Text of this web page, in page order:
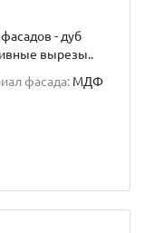
- дуб
вырезы..
фасада: МДФ